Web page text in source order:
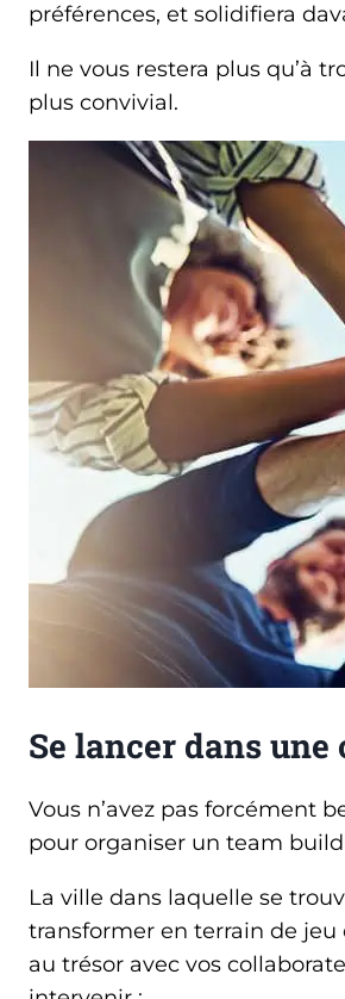
préférences, et solidifiera
Il ne vous restera plus qu’à
plus convivial.
Se lancer dans
Vous n’avez pas forcément
pour organiser un team
La ville dans laquelle se
transformer en terrain de jeu
au trésor avec vos